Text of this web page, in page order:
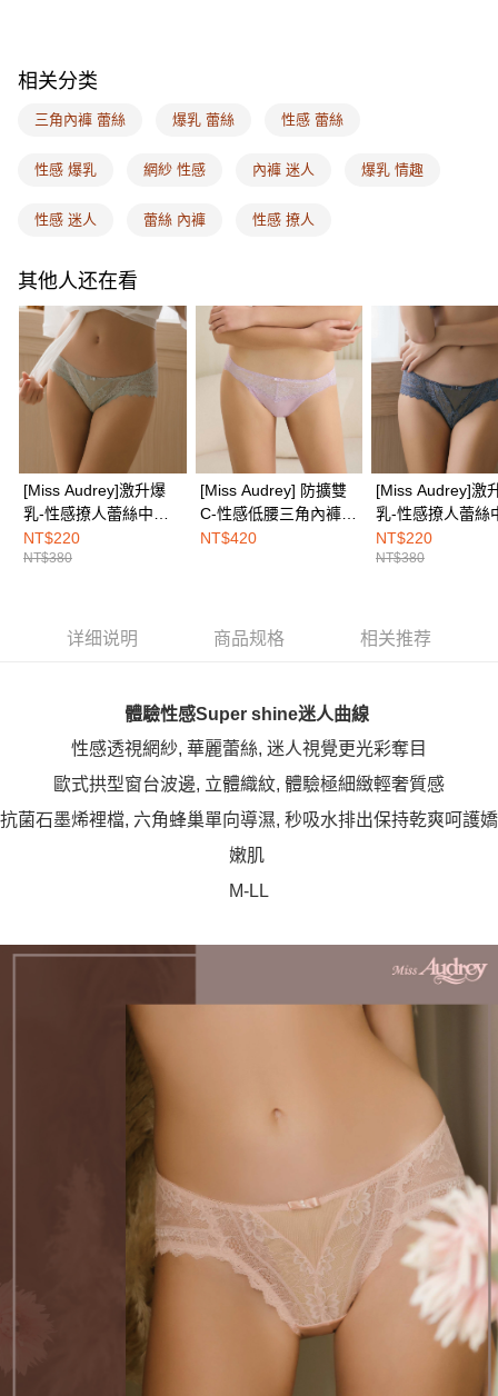
APP於四大便利商店‧ATM/網銀等方式進行付款。
有最長 45 天內付款之服務。
繳費期限，為商家向您請款的時間，再加上使用AFTEE可延長的天數所計算
商品與否，仍需要請您在AFTEE規定的時間內完成繳費。
二、付款限制
1. 初次使用 AFTEE 時，將依認證結果及本公司審查結果，核予每個人不同
之上限額度
2. 結帳金額須大於NT$30
3. 目前僅支援台灣會員
三、聲明條款
「AFTEE先享後付」(下稱本服務)乃由恩沛科技股份有限公司(下稱 AFTEE )
所提供，並由 AFTEE 向您收取款項。因使用本服務所須提供之個人資料(包
含但不限於訂購人姓名、電話，收件人姓名、電話、收件地址)，將交付予
AFTEE 於本服務必要服務範圍內運用。關於 AFTEE 對於個人資料之蒐集、
處理、利用，詳參 AFTEE 官網之『個人資料蒐集、處理及利用告知聲明』
（
https://aftee.tw/privacypolicy/ ）。
若款項超過繳費期限，將根據當次的金額加收年利率 16% 的逾期滯納金。
未成年的使用者，請事先徵得法定代理人或監護人之同意方可使用
若您對於個人資料之處理、利用有任何疑問，或欲行使相關法律權利，請聯
繫恩沛科技股份有限公司。若您不同意我們將上開所示之個人資料，連同必
付款後全家取貨
每笔NT$100，满NT$1,500(含以上)免运费
付款後7-11取貨
每笔NT$100，满NT$1,500(含以上)免运费
EASY SHOP門市速取
免运费
查看运费
相关分类
三角內褲 蕾絲 爆乳 蕾絲 性感 蕾絲
性感 爆乳 網紗 性感 內褲 迷人 爆乳 情趣
性感 迷人 蕾絲 內褲 性感 撩人
其他人还在看
[Miss Audrey]激升爆
乳-性感撩人蕾絲中腰
三角內褲-雨霧綠
NT$220
NT$380
[Miss Audrey] 防擴雙
C-性感低腰三角內褲-
雲彩粉
NT$420
[Miss Audrey]激
乳-性感撩人蕾絲
三角內褲-入夜藍
NT$220
NT$380
详细说明 商品规格 相关推荐
體驗性感Super shine迷人曲線
性感透視網紗, 華麗蕾絲, 迷人視覺更光彩奪目
歐式拱型窗台波邊, 立體織紋, 體驗極細緻輕奢質感
抗菌石墨烯裡檔, 六角蜂巢單向導濕, 秒吸水排出保持乾爽呵護嬌
嫩肌
M-LL